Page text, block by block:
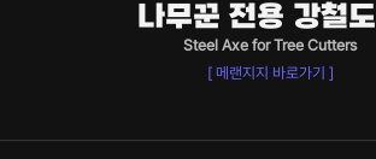
나무꾼 전용 강철
Steel Axe for Tree Cutters
[ 메랜지지 바로가기 ]